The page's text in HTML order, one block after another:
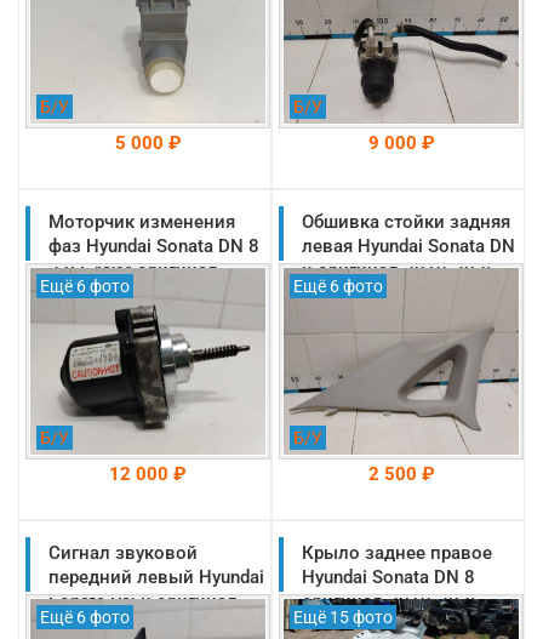
Б/У
5 000 ₽
На складе: Раменское
-->
Б/У
9 000 ₽
На складе: Раменское
-->
Моторчик изменения
фаз Hyundai Sonata DN 8
2.0 G4NM оригинал
2019-2025
(394052E000)
Ещё 6 фото
Б/У
12 000 ₽
На складе: Раменское
-->
Обшивка стойки задняя
левая Hyundai Sonata DN
8 оригинал 2019-2025
(85850L1300MMH)
Ещё 6 фото
Б/У
2 500 ₽
На складе: Раменское
-->
Сигнал звуковой
передний левый Hyundai
Sonata DN 8 оригинал
2019-2025
Ещё 6 фото
Крыло заднее правое
Hyundai Sonata DN 8
оригинал 2019-2025
(71504L1C00)
Ещё 15 фото